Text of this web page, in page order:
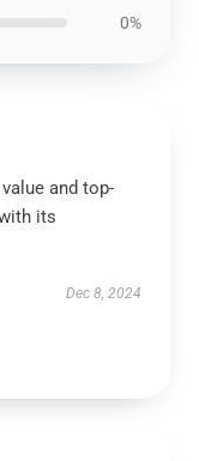
0%
and top-
its
Dec 8, 2024